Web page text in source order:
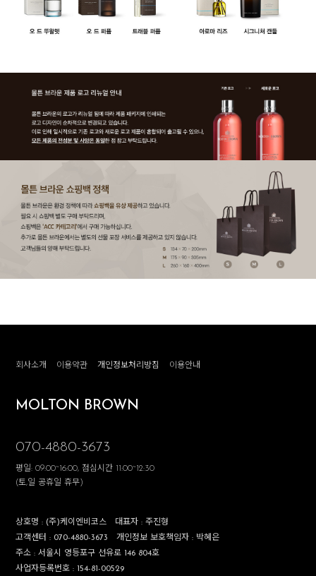
회사소개 이용약관 개인정보처리방침 이용안내
MOLTON BROWN
070-4880-3673
평일: 09:00~16:00, 점심시간 11:00~12:30
(토,일 공휴일 휴무)
상호명 :(주)케이엔비코스 대표자 :주진형
고객센터 : 070-4880-3673 개인정보 보호책임자 : 박혜은
주소 :서울시 영등포구 선유로 146 804호
사업자등록번호 :
154-81-00529